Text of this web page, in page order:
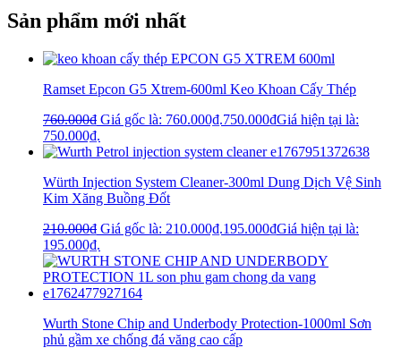
Sản phẩm mới nhất
Ramset Epcon G5 Xtrem-600ml Keo Khoan Cấy Thép
760.000₫ Giá gốc là: 760.000₫.750.000₫Giá hiện tại là:
750.000₫.
Würth Injection System Cleaner-300ml Dung Dịch Vệ Sinh
Kim Xăng Buồng Đốt
210.000₫ Giá gốc là: 210.000₫.195.000₫Giá hiện tại là:
195.000₫.
Wurth Stone Chip and Underbody Protection-1000ml Sơn
phủ gầm xe chống đá văng cao cấp